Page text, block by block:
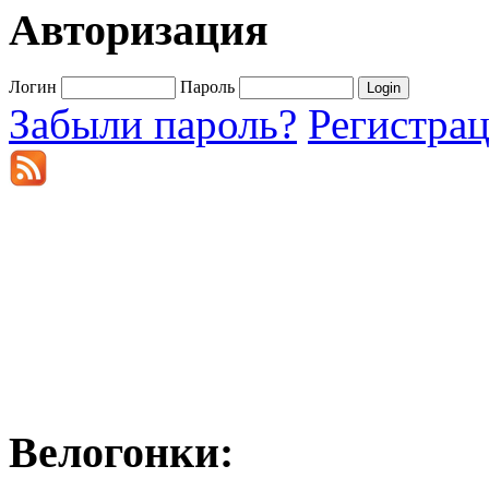
Авторизация
Логин Пароль
Забыли пароль?
Велогонки: